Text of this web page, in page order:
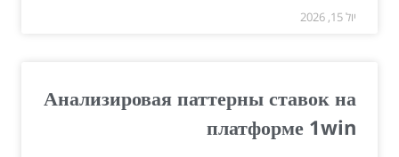
יול 15, 2026
Анализировая паттерны ставок на
платформе 1win